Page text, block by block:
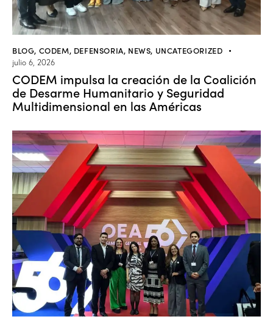
BLOG, CODEM, DEFENSORIA, NEWS, UNCATEGORIZED
julio 6, 2026
CODEM impulsa la creación de la Coalición
de Desarme Humanitario y Seguridad
Multidimensional en las Américas